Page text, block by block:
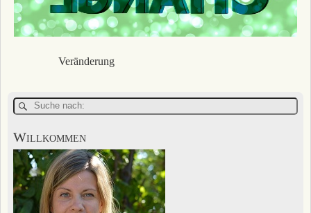
Veränderung
Willkommen